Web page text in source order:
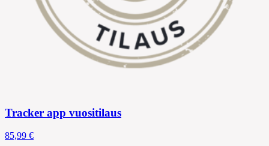
Tracker app vuositilaus
85,99 €